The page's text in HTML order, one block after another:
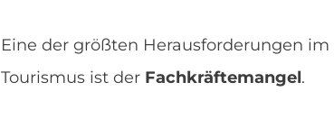
Eine der größten Herausforderungen im
Tourismus ist der Fachkräftemangel.